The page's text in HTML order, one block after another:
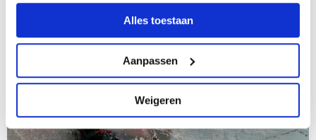
Alles toestaan
Aanpassen
Weigeren